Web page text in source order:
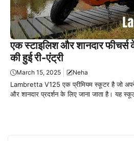
एक स्टाइलिश और शानदार
की हुई री-एंट्री
March 15, 2025 Neha
Lambretta V125 एक प्रीमियम स्कूटर है जो
और शानदार प्रदर्शन के लिए जाना जाता है। यह